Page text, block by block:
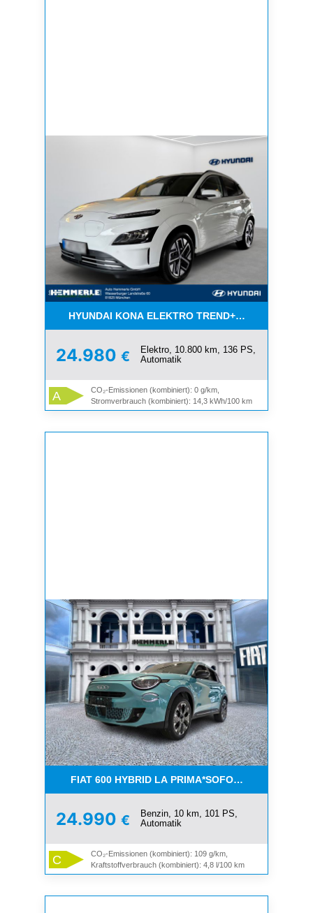
HYUNDAI KONA ELEKTRO
24.980 €
Elektro, 10.800 km, 136 PS,
Automatik
A
CO₂-Emissionen (kombiniert): 0 g/km,
Stromverbrauch (kombiniert): 14,3 kWh/100 km
FIAT 600 HYBRID LA PRIMA*SOFORT
24.990 €
Benzin, 10 km, 101 PS,
Automatik
C
CO₂-Emissionen (kombiniert): 109 g/km,
Kraftstoffverbrauch (kombiniert): 4,8 l/100 km